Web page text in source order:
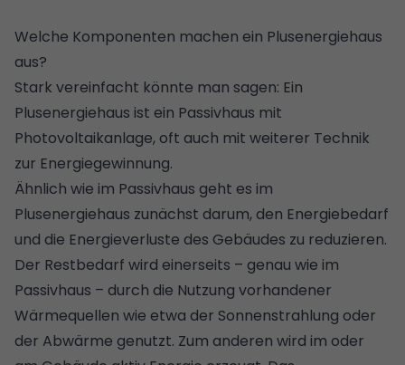
Welche Komponenten machen ein Plusenergiehaus
aus?
Stark vereinfacht könnte man sagen: Ein
Plusenergiehaus ist ein Passivhaus mit
Photovoltaikanlage, oft auch mit weiterer Technik
zur Energiegewinnung.
Ähnlich wie im Passivhaus geht es im
Plusenergiehaus zunächst darum, den Energiebedarf
und die Energieverluste des Gebäudes zu reduzieren.
Der Restbedarf wird einerseits – genau wie im
Passivhaus – durch die Nutzung vorhandener
Wärmequellen wie etwa der Sonnenstrahlung oder
der Abwärme genutzt. Zum anderen wird im oder